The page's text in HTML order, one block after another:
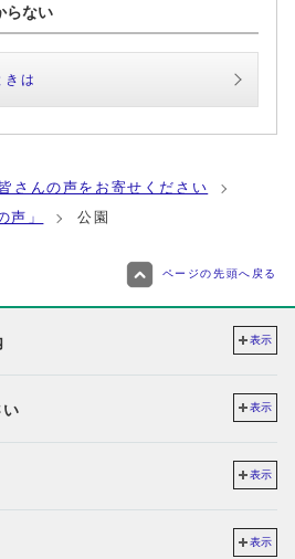
らない
きは
皆さんの声をお寄せください
声」
公園
ページの先頭へ戻る
表示
い 表示
表示
表示